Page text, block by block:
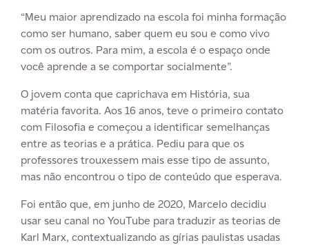
“Meu maior aprendizado na escola foi minha formação
como ser humano, saber quem eu sou e como vivo
com os outros. Para mim, a escola é o espaço onde
você aprende a se comportar socialmente”.
O jovem conta que caprichava em História, sua
matéria favorita. Aos 16 anos, teve o primeiro contato
com Filosofia e começou a identificar semelhanças
entre as teorias e a prática. Pediu para que os
professores trouxessem mais esse tipo de assunto,
mas não encontrou o tipo de conteúdo que esperava.
Foi então que, em junho de 2020, Marcelo decidiu
usar seu canal no YouTube para traduzir as teorias de
Karl Marx, contextualizando as gírias paulistas usadas